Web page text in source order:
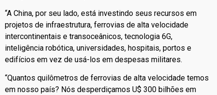
“A China, por seu lado, está investindo seus recursos em
projetos de infraestrutura, ferrovias de alta velocidade
intercontinentais e transoceânicos, tecnologia 6G,
inteligência robótica, universidades, hospitais, portos e
edifícios em vez de usá-los em despesas militares.
“Quantos quilômetros de ferrovias de alta velocidade temos
em nosso país? Nós desperdiçamos U$ 300 bilhões em